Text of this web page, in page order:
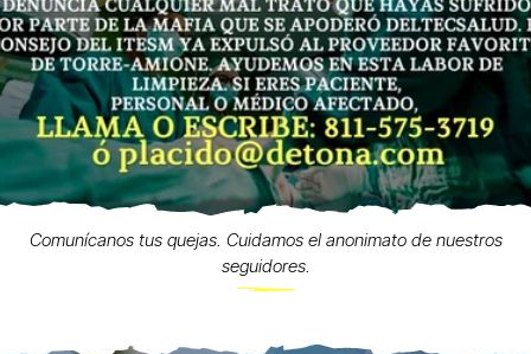
Comunícanos tus quejas. Cuidamos el anonimato de nuestros
seguidores.